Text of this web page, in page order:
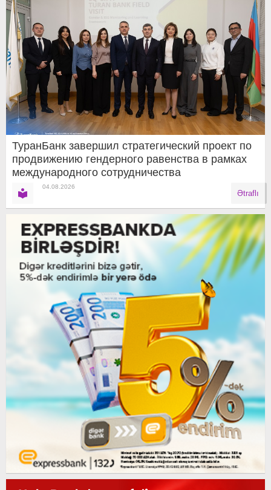
ТуранБанк завершил стратегический проект по
продвижению гендерного равенства в рамках
международного сотрудничества
04.08.2026
Ətraflı